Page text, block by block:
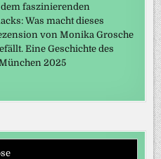
dem faszinierenden
Was macht dieses
von Monika Grosche
Eine Geschichte des
2025